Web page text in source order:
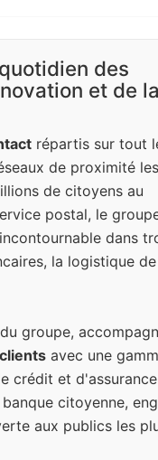
des
et de la
répartis sur tout
de proximité
de citoyens au
postal, le
dans
la logistique
groupe,
avec une
crédit et
citoyenne,
aux publics les